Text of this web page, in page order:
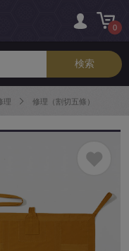
0
理 修理（割切五條）